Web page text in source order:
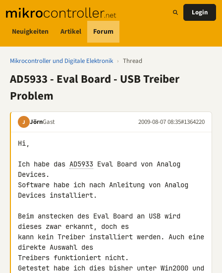
Neuigkeiten Artikel Forum
Login
Mikrocontroller und Digitale Elektronik › Thread
AD5933 - Eval Board - USB Treiber
Problem
J JörnGast 2009-08-07 08:35#1364220
Hi,
Ich habe das AD5933 Eval Board von Analog
Devices.
Software habe ich nach Anleitung von Analog
Devices installiert.
Beim anstecken des Eval Board an USB wird
dieses zwar erkannt, doch es
kann kein Treiber installiert werden. Auch eine
direkte Auswahl des
Treibers funktioniert nicht.
Getestet habe ich dies bisher unter Win2000 und